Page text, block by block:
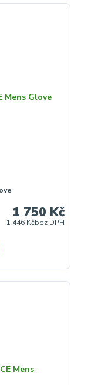
1 750 Kč
1 446 Kčbez DPH